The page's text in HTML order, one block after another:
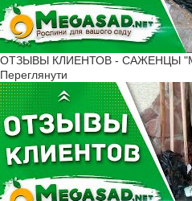
ОТЗЫВЫ КЛИЕНТОВ - САЖЕНЦЫ
Переглянути